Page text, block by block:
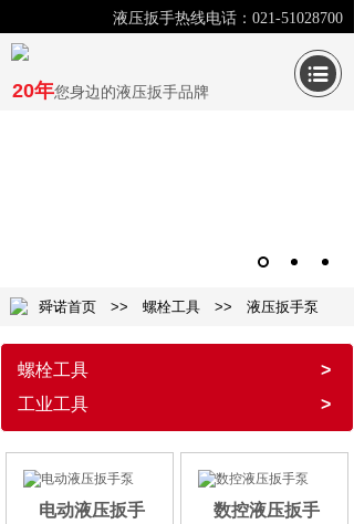
液压扳手热线电话：021-51028700
20年您身边的液压扳手品牌
舜诺首页 >> 螺栓工具 >> 液压扳手泵
螺栓工具
>
工业工具
>
电动液压扳手
数控液压扳手